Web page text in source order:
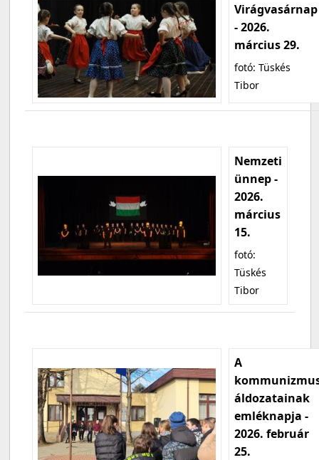
Virágvasárnap
- 2026.
március 29.
fotó: Tüskés
Tibor
Nemzeti
ünnep -
2026.
március
15.
fotó:
Tüskés
Tibor
A
áldozatainak
emléknapja -
2026. február
25.